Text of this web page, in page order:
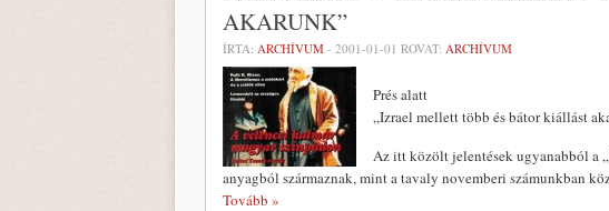
AKARUNK”
ÍRTA: ARCHÍVUM - 2001-01-01 ROVAT: ARCHÍVUM
Prés alatt
„Izrael mellett több és bátor kiállást
Az itt közölt jelentések ugyanabból a
anyagból származnak, mint a tavaly novemberi számunkban
Tovább »